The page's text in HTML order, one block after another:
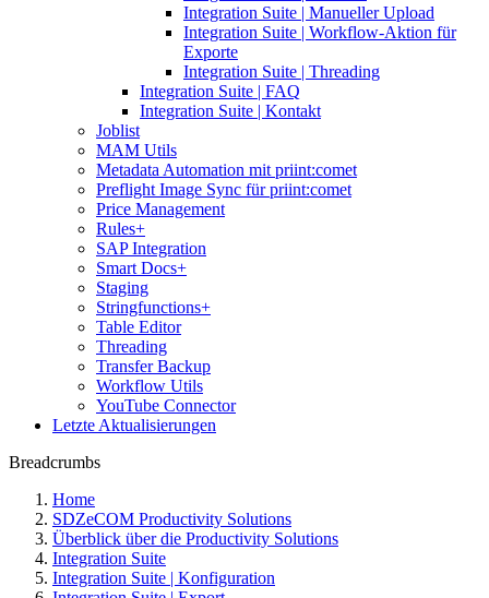
Integration Suite | Manueller Upload
Integration Suite | Workflow-Aktion für
Exporte
Integration Suite | Threading
Integration Suite | FAQ
Integration Suite | Kontakt
Joblist
MAM Utils
Metadata Automation mit priint:comet
Preflight Image Sync für priint:comet
Price Management
Rules+
SAP Integration
Smart Docs+
Staging
Stringfunctions+
Table Editor
Threading
Transfer Backup
Workflow Utils
YouTube Connector
Letzte Aktualisierungen
Breadcrumbs
Home
SDZeCOM Productivity Solutions
Überblick über die Productivity Solutions
Integration Suite
Integration Suite | Konfiguration